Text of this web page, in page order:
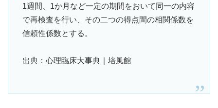
1週間、1か月など一定の期間をおいて同一の内容
で再検査を行い、その二つの得点間の相関係数を
信頼性係数とする。
出典：心理臨床大事典｜培風館